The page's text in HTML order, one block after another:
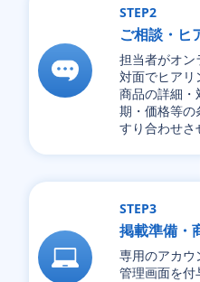
STEP2
ご相談・ヒ
担当者がオン
対面でヒアリ
商品の詳細・
期・価格等の
すり合わせさ
STEP3
掲載準備・
専用のアカウ
管理画面を付